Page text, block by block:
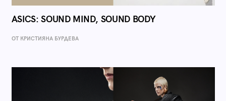
ASICS: SOUND MIND, SOUND BODY
ОТ КРИСТИЯНА БУРДЕВА